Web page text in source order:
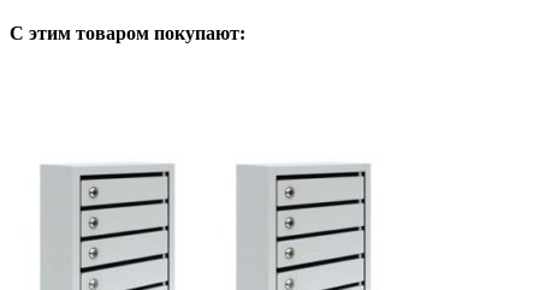
С этим товаром покупают: